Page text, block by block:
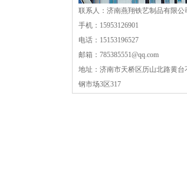
联系人：济南燕翔铁艺制品有限公
手机：15953126901
电话：15153196527
邮箱：785385551@qq.com
地址：济南市天桥区历山北路黄台
钢市场3区317